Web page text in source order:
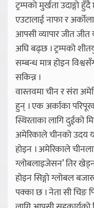
ट्रम्पको मुर्खता उदाङ्गो
एउटालाई नाफा र
आपसी व्यापार जीत जीत
अघि बढ्छ । ट्रम्पको
सम्बन्ध मात्र होइन
सकिन्न ।
वास्तवमा चीन र संरा
हुन् । एक अर्काका
स्थिरताका लागि दुईको
अमेरिकाले चीनको उदय
होइन । अमेरिकाले चीनलाई
ग्लोबलाइजेसन’ तिर
होइन सिङ्गो ग्लोबल
पक्का छ । नेता सी चिङ